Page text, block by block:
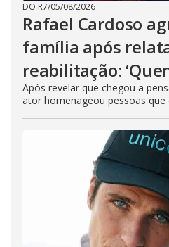
DO R7/05/08/2026
Rafael Cardoso
família após
reabilitação:
Após revelar que chegou a
ator homenageou pessoas